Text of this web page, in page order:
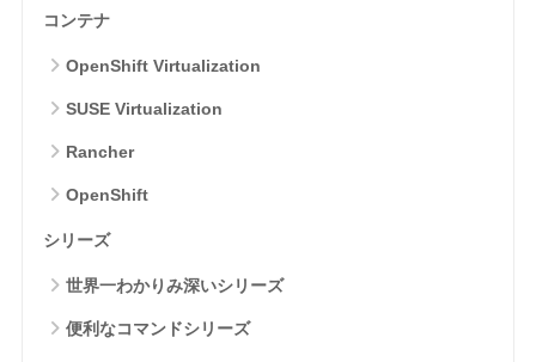
コンテナ
OpenShift Virtualization
SUSE Virtualization
Rancher
OpenShift
シリーズ
世界一わかりみ深いシリーズ
便利なコマンドシリーズ